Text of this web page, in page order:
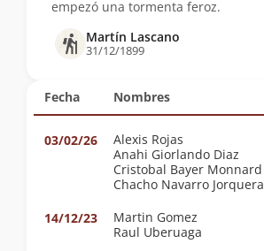
Fecha Nombres
03/02/26
Alexis Rojas
Anahi Giorlando Diaz
Cristobal Bayer Monnard
Chacho Navarro Jorquera
14/12/23
Martin Gomez
Raul Uberuaga
empezó una tormenta feroz.
Martín Lascano
31/12/1899